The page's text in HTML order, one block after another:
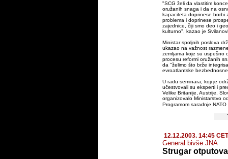
"SCG želi da vlastitim
oružanih snaga i da na
kapaciteta doprinese borbi
problema i doprinese
zajednice, čiji smo deo i
kulturno", kazao je
Ministar spoljnih poslova
ukazao na važnost
zemljama koje su uspešno
procesu reformi oružanih
da "želimo što brže
evroatlantske
U radu seminara, koji je
učestvovali su eksperti i
Velike Britanije, Austrije,
organizovalo Ministarstvo
Programom saradnje
12.12.2003. 14:45 CET
General bivše JNA
Strugar